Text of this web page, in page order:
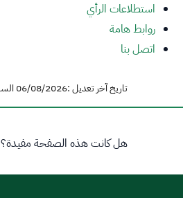
استطلاعات الرأي
روابط هامة
اتصل بنا
تاريخ آخر تعديل :06/08/2026 الساعة 09:55 مساءً
هل كانت هذه الصفحة مفيدة؟